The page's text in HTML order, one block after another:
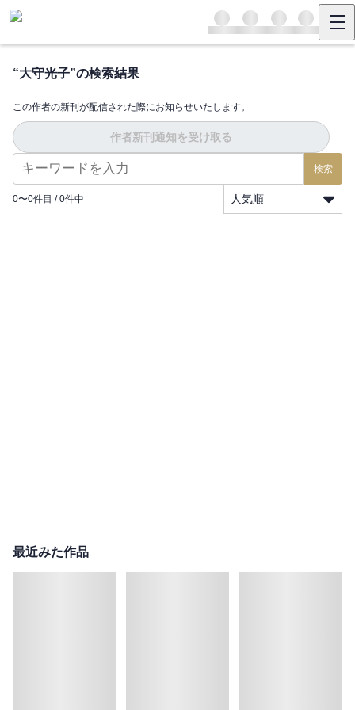
“大守光子”の検索結果
この作者の新刊が配信された際にお知らせいたします。
作者新刊通知を受け取る
検索
0〜0件目 / 0件中 人気順
最近みた作品